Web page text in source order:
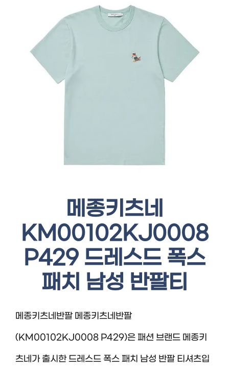
메종키츠네
KM00102KJ0008
P429 드레스드 폭스
패치 남성 반팔티
메종키츠네반팔 메종키츠네반팔
(KM00102KJ0008 P429)은 패션 브랜드 메종키
츠네가 출시한 드레스드 폭스 패치 남성 반팔 티셔츠입